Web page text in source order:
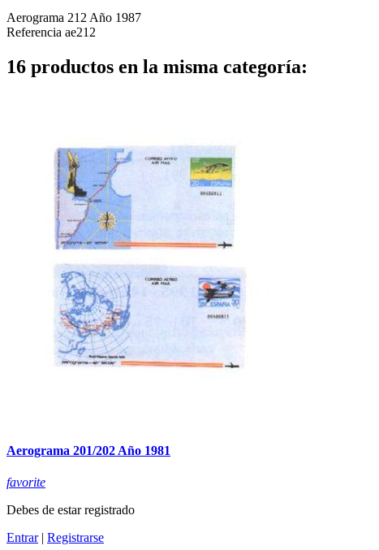
Aerograma 212 Año 1987
Referencia ae212
16 productos en la misma categoría:
Aerograma 201/202 Año 1981
favorite
Debes de estar registrado
Entrar| Registrarse